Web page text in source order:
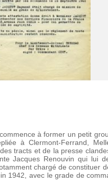
à former un petit
à Clermont-Ferrand,
tracts et de la presse
Jacques Renouvin qui lui
chargé de constituer
1942, avec le grade de